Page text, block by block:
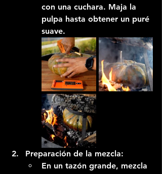
con una cuchara. Maja la
pulpa hasta obtener un puré
suave.
Preparación de la mezcla:
En un tazón grande, mezcla